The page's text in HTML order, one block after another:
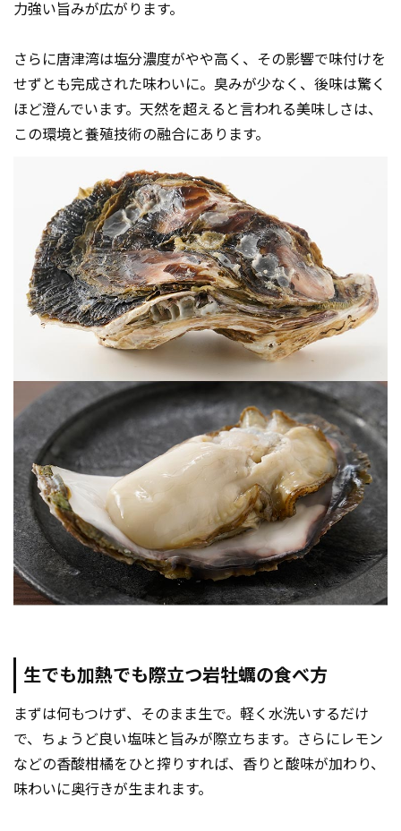
力強い旨みが広がります。
さらに唐津湾は塩分濃度がやや高く、その影響で味付けを
せずとも完成された味わいに。臭みが少なく、後味は驚く
ほど澄んでいます。天然を超えると言われる美味しさは、
この環境と養殖技術の融合にあります。
生でも加熱でも際立つ岩牡蠣の食べ方
まずは何もつけず、そのまま生で。軽く水洗いするだけ
で、ちょうど良い塩味と旨みが際立ちます。さらにレモン
などの香酸柑橘をひと搾りすれば、香りと酸味が加わり、
味わいに奥行きが生まれます。